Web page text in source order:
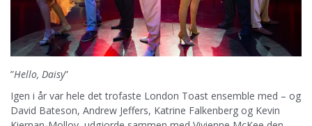
”Hello, Daisy”
Igen i år var hele det trofaste London Toast ensemble med – og
David Bateson, Andrew Jeffers, Katrine Falkenberg og Kevin